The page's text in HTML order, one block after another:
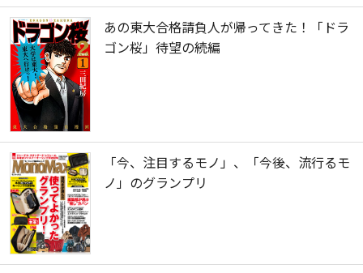
あの東大合格請負人が帰ってきた！「ドラ
ゴン桜」待望の続編
「今、注目するモノ」、「今後、流行るモ
ノ」のグランプリ